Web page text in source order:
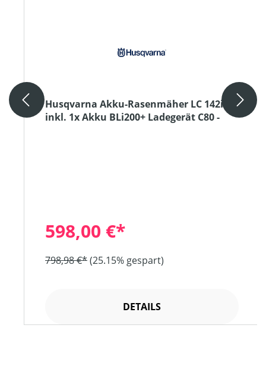
Husqvarna Akku-Rasenmäher LC 142iS
inkl. 1x Akku BLi200+ Ladegerät C80 -
598,00 €*
798,98 €*(25.15% gespart)
DETAILS